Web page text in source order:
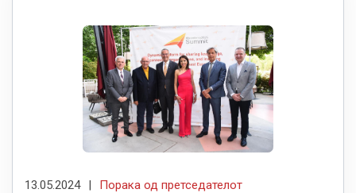
13.05.2024 | Порака од претседателот